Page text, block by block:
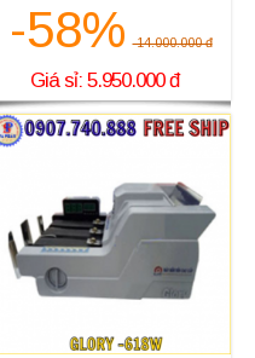
-58% 14.000.000 đ
Giá sỉ: 5.950.000 đ